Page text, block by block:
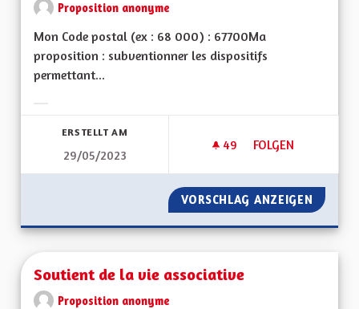
Proposition anonyme
Mon Code postal (ex : 68 000) : 67700Ma
proposition : subventionner les dispositifs
permettant...
ERSTELLT AM
29/05/2023
49 49 FOLLOWER
FOLGEN
SUBVENTION
VORSCHLAG ANZEIGEN
Soutient de la vie associative
Proposition anonyme